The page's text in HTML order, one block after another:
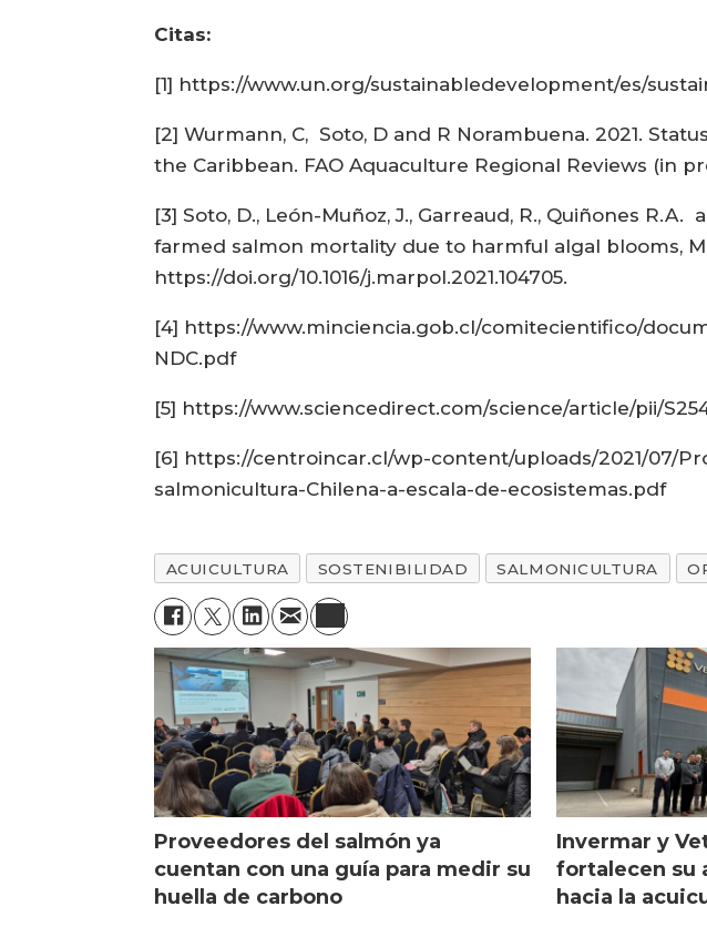
Citas:
[1] https://www.un.org/sustainabledevelopment/es/
[2] Wurmann, C, Soto, D and R Norambuena. 2021.
the Caribbean. FAO Aquaculture Regional Reviews (in
[3] Soto, D., León-Muñoz, J., Garreaud, R., Quiñones
farmed salmon mortality due to harmful algal blooms,
https://doi.org/10.1016/j.marpol.2021.104705.
[4] https://www.minciencia.gob.cl/comitecientifico/
NDC.pdf
[5] https://www.sciencedirect.com/science/article/pii/
[6] https://centroincar.cl/wp-content/uploads/2021/07/
salmonicultura-Chilena-a-escala-de-ecosistemas.pdf
ACUICULTURA SOSTENIBILIDAD SALMONICULTURA
Proveedores del salmón ya
cuentan con una guía para medir su
huella de carbono
Invermar y
fortalecen su
hacia la